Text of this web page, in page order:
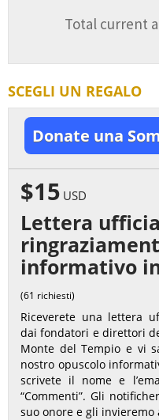
Total current
SCEGLI UN REGALO
Donate una
$15 USD
Lettera
informativo
(61 richiesti)
Riceverete una lettera
dai fondatori e direttori
Monte del Tempio e vi
nostro opuscolo
scrivete il nome e
“Commenti”. Gli
suo onore e gli invieremo